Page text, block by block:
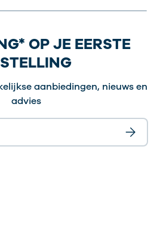
OP JE EERSTE
aanbiedingen, nieuws en
advies